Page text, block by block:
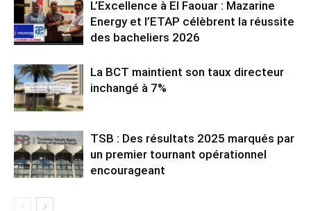
L’Excellence à El Faouar : Mazarine
Energy et l’ETAP célèbrent la réussite
des bacheliers 2026
La BCT maintient son taux directeur
inchangé à 7%
TSB : Des résultats 2025 marqués par
un premier tournant opérationnel
encourageant